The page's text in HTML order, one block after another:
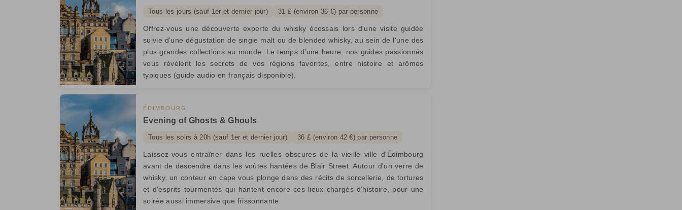
Tous les jours (sauf 1er et dernier jour) 31 £ (environ 36 €) par personne
Offrez-vous une découverte experte du whisky écossais lors d'une visite guidée
suivie d'une dégustation de single malt ou de blended whisky, au sein de l'une des
plus grandes collections au monde. Le temps d'une heure, nos guides passionnés
vous révèlent les secrets de vos régions favorites, entre histoire et arômes
typiques (guide audio en français disponible).
ÉDIMBOURG
Evening of Ghosts & Ghouls
Tous les soirs à 20h (sauf 1er et dernier jour) 36 £ (environ 42 €) par personne
Laissez-vous entraîner dans les ruelles obscures de la vieille ville d'Édimbourg
avant de descendre dans les voûtes hantées de Blair Street. Autour d'un verre de
whisky, un conteur en cape vous plonge dans des récits de sorcellerie, de tortures
et d'esprits tourmentés qui hantent encore ces lieux chargés d'histoire, pour une
soirée aussi immersive que frissonnante.